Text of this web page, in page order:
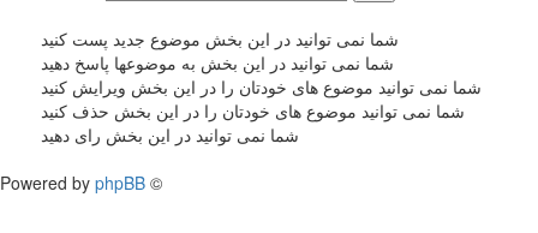
شما نمی توانید در این بخش موضوع جدید پست کنید
شما نمی توانید در این بخش به موضوعها پاسخ دهید
شما نمی توانید موضوع های خودتان را در این بخش ویرایش کنید
شما نمی توانید موضوع های خودتان را در این بخش حذف کنید
شما نمی توانید در این بخش رای دهید
Powered by phpBB ©